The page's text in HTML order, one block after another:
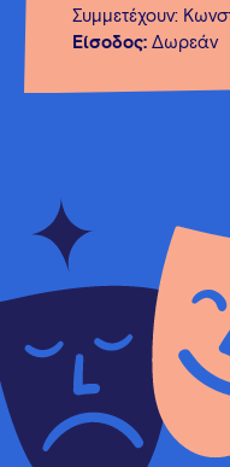
Συμμετέχουν:
Είσοδος: Δωρεάν